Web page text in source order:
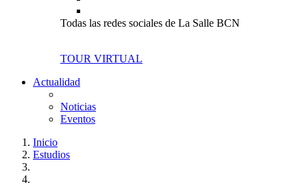
Todas las redes sociales de La Salle BCN
TOUR VIRTUAL
Actualidad
Noticias
Eventos
Inicio
Estudios